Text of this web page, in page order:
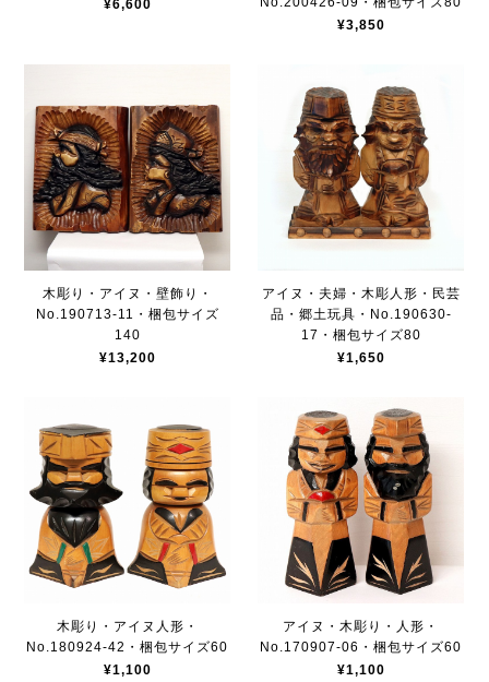
¥6,600
¥3,850
木彫り・アイヌ・壁飾り・
No.190713-11・梱包サイズ
140
¥13,200
アイヌ・夫婦・木彫人形・民芸
品・郷土玩具・No.190630-
17・梱包サイズ80
¥1,650
木彫り・アイヌ人形・
No.180924-42・梱包サイズ60
¥1,100
アイヌ・木彫り・人形・
No.170907-06・梱包サイズ60
¥1,100